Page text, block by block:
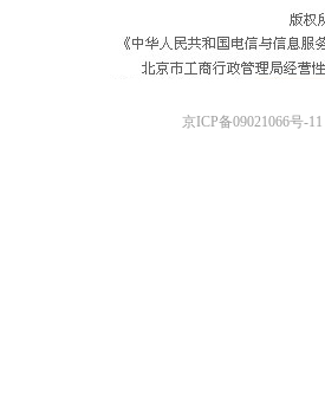
京ICP备09021066号-11